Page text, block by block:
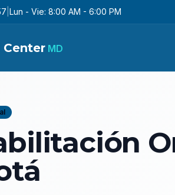
Lun - Vie: 8:00 AM - 6:00 PM
Center MD